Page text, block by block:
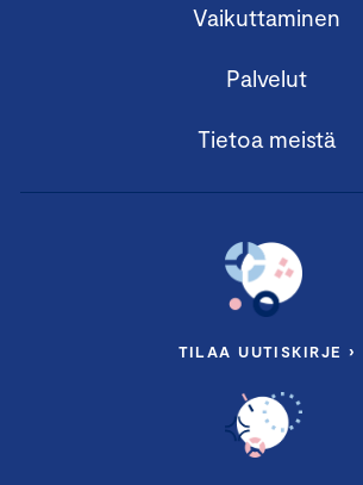
Vaikuttaminen
Palvelut
Tietoa meistä
TILAA UUTISKIRJE ›